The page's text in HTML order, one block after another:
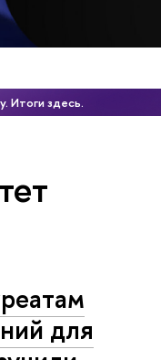
Итоги здесь.
для